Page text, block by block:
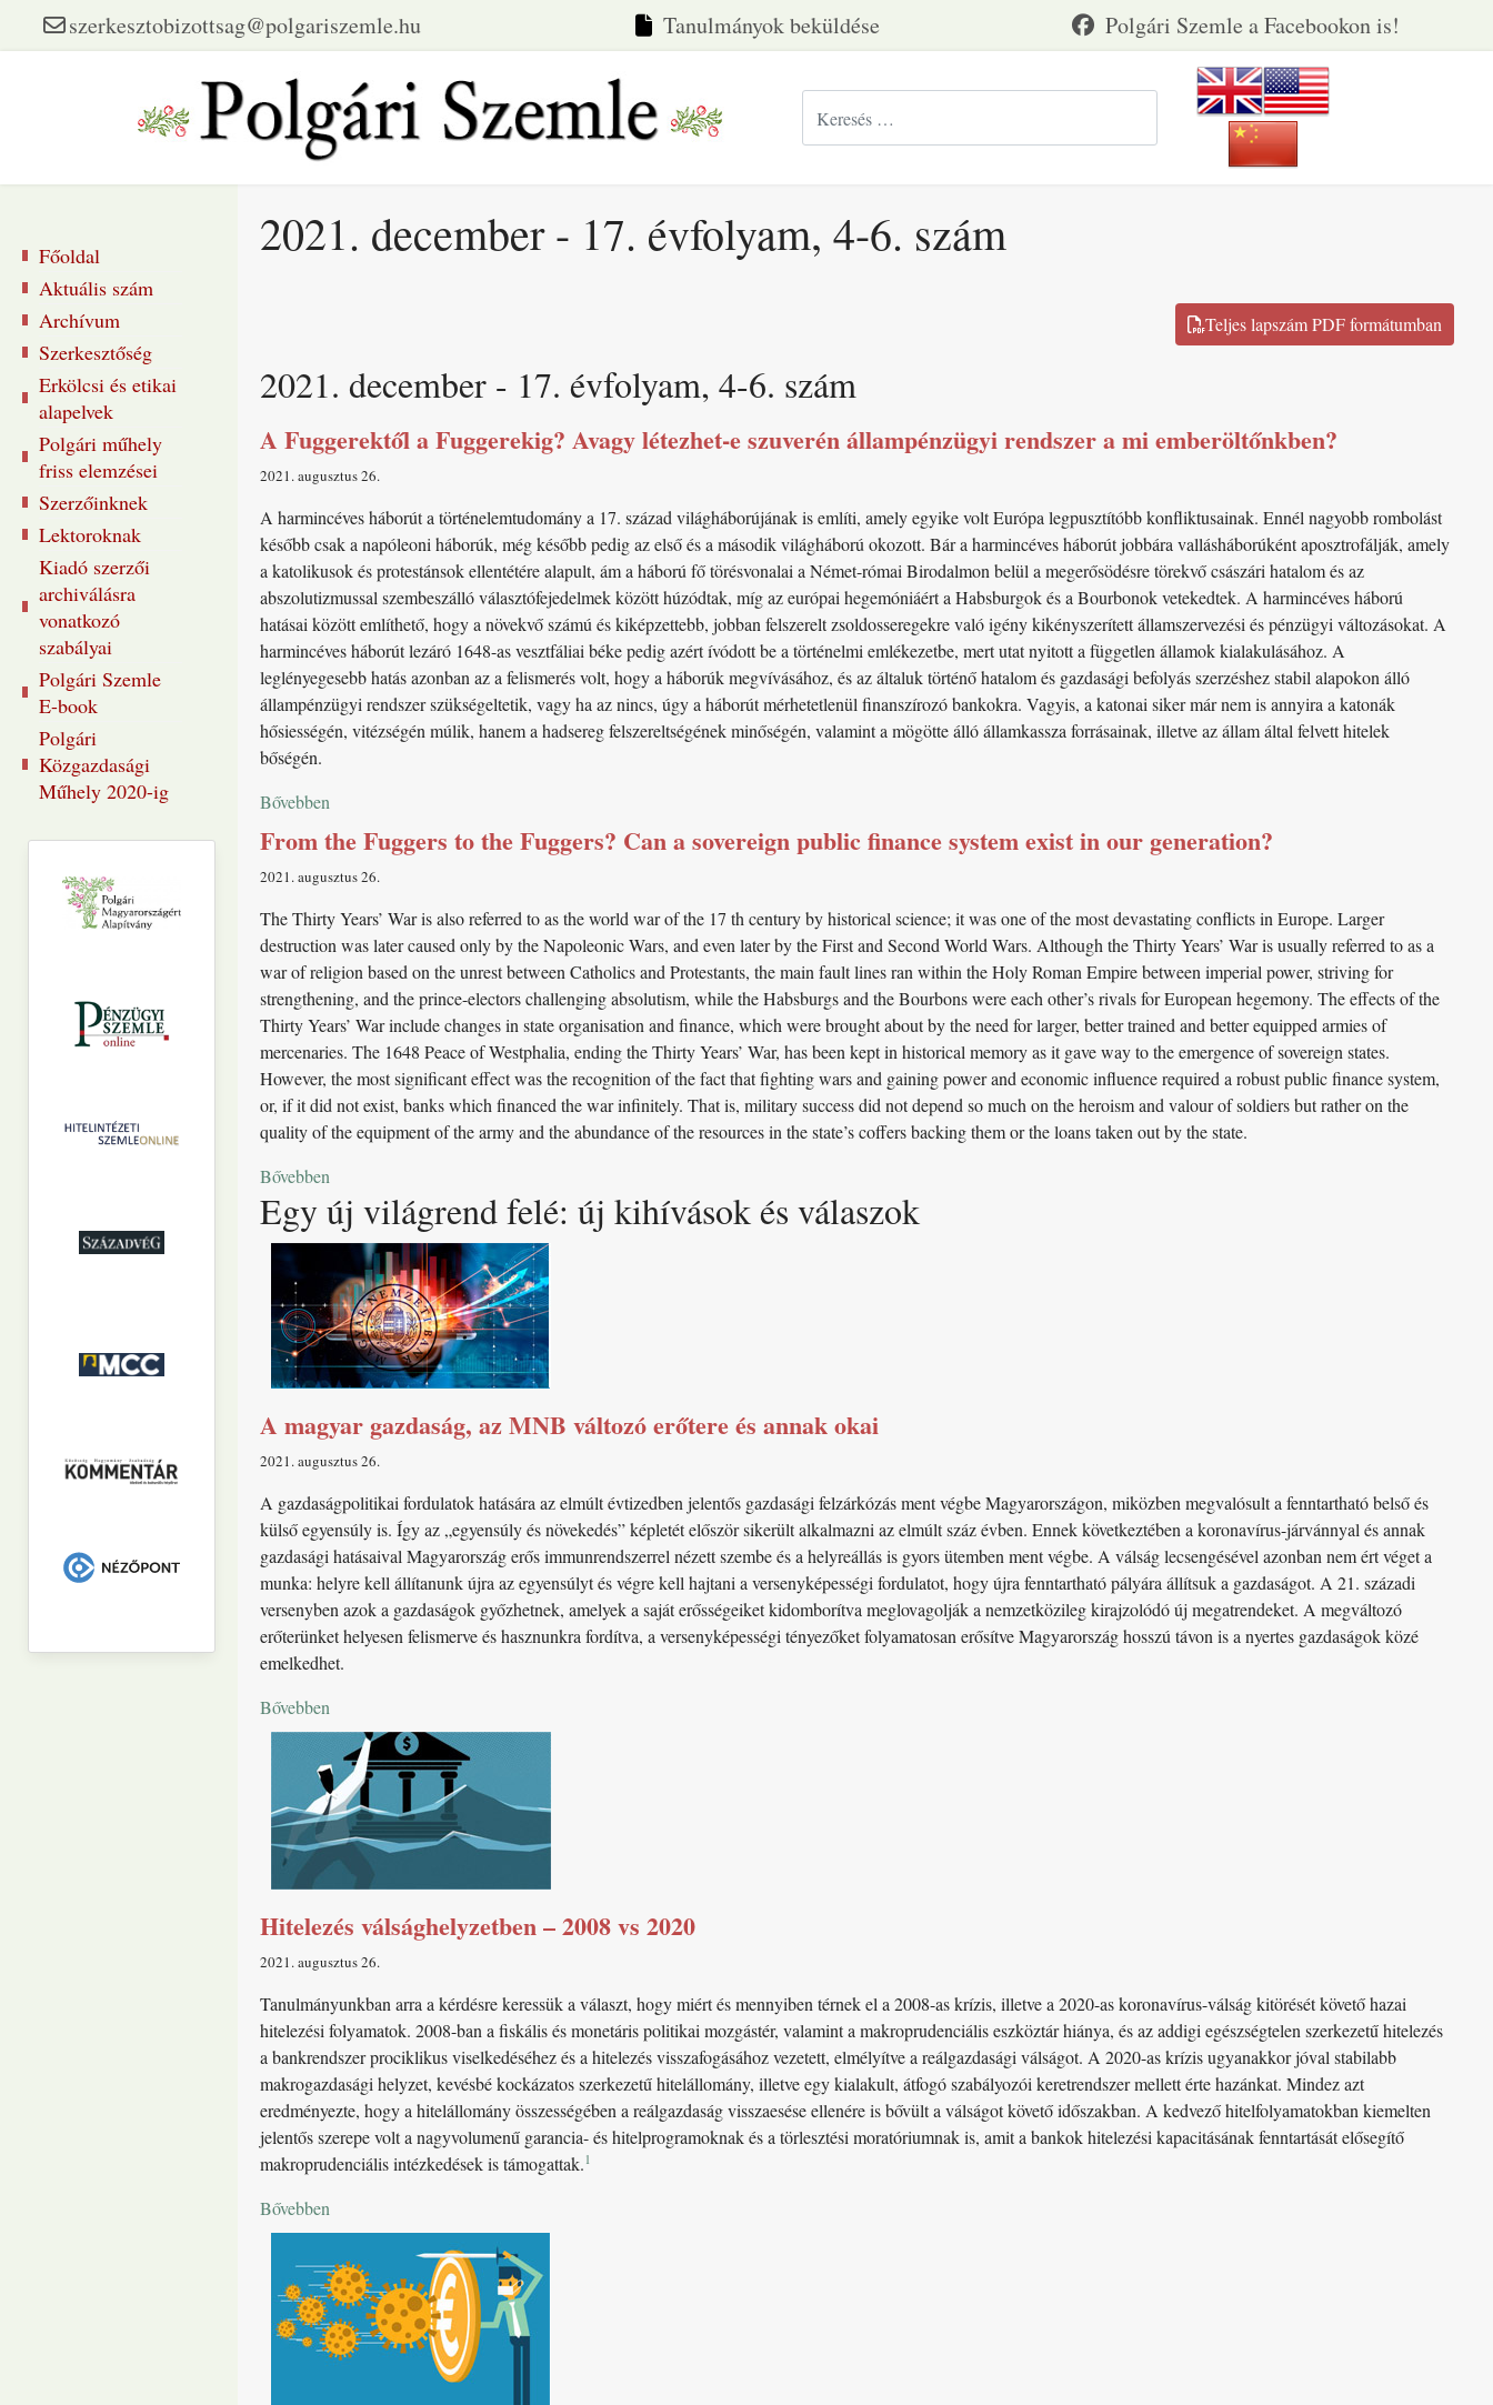
szerkesztobizottsag@polgariszemle.hu Tanulmányok beküldése
Főoldal
Aktuális szám
Archívum
Szerkesztőség
Erkölcsi és etikai
alapelvek
Polgári műhely
friss elemzései
Szerzőinknek
Lektoroknak
Kiadó szerzői
archiválásra
vonatkozó
szabályai
Polgári Szemle
E-book
Polgári
Közgazdasági
Műhely 2020-ig
2021. december - 17. évfolyam, 4-6. szám
2021. december - 17. évfolyam, 4-6. szám
A Fuggerektől a Fuggerekig? Avagy létezhet-e szuverén állampénzügyi rendszer a mi emberöltőnkben?
2021. augusztus 26
A harmincéves háborút a történelemtudomány a 17. század világháborújának is említi, amely egyike volt Európa legpusztítóbb konfliktusainak. Ennél nagyobb rombolást
később csak a napóleoni háborúk, még később pedig az első és a második világháború okozott. Bár a harmincéves háborút jobbára vallásháborúként aposztrofálják, amely
a katolikusok és protestánsok ellentétére alapult, ám a háború fő törésvonalai a Német-római Birodalmon belül a megerősödésre törekvő császári hatalom és az
abszolutizmussal szembeszálló választófejedelmek között húzódtak, míg az európai hegemóniáért a Habsburgok és a Bourbonok vetekedtek. A harmincéves háború
hatásai között említhető, hogy a növekvő számú és kiképzettebb, jobban felszerelt zsoldosseregekre való igény kikényszerített államszervezési és pénzügyi változásokat. A
harmincéves háborút lezáró 1648-as vesztfáliai béke pedig azért ívódott be a történelmi emlékezetbe, mert utat nyitott a független államok kialakulásához. A
leglényegesebb hatás azonban az a felismerés volt, hogy a háborúk megvívásához, és az általuk történő hatalom és gazdasági befolyás szerzéshez stabil alapokon álló
állampénzügyi rendszer szükségeltetik, vagy ha az nincs, úgy a háborút mérhetetlenül finanszírozó bankokra. Vagyis, a katonai siker már nem is annyira a katonák
hősiességén, vitézségén múlik, hanem a hadsereg felszereltségének minőségén, valamint a mögötte álló államkassza forrásainak, illetve az állam által felvett hitelek
bőségén.
Bővebben
From the Fuggers to the Fuggers? Can a sovereign public finance system exist in our generation?
2021. augusztus 26
The Thirty Years’ War is also referred to as the world war of the 17 th century by historical science; it was one of the most devastating conflicts in Europe. Larger
destruction was later caused only by the Napoleonic Wars, and even later by the First and Second World Wars. Although the Thirty Years’ War is usually referred to as a
war of religion based on the unrest between Catholics and Protestants, the main fault lines ran within the Holy Roman Empire between imperial power, striving for
strengthening, and the prince-electors challenging absolutism, while the Habsburgs and the Bourbons were each other’s rivals for European hegemony. The effects of the
Thirty Years’ War include changes in state organisation and finance, which were brought about by the need for larger, better trained and better equipped armies of
mercenaries. The 1648 Peace of Westphalia, ending the Thirty Years’ War, has been kept in historical memory as it gave way to the emergence of sovereign states.
However, the most significant effect was the recognition of the fact that fighting wars and gaining power and economic influence required a robust public finance system,
or, if it did not exist, banks which financed the war infinitely. That is, military success did not depend so much on the heroism and valour of soldiers but rather on the
quality of the equipment of the army and the abundance of the resources in the state’s coffers backing them or the loans taken out by the state.
Bővebben
Egy új világrend felé: új kihívások és válaszok
A magyar gazdaság, az MNB változó erőtere és annak okai
2021. augusztus 26
A gazdaságpolitikai fordulatok hatására az elmúlt évtizedben jelentős gazdasági felzárkózás ment végbe Magyarországon, miközben megvalósult a fenntartható belső és
külső egyensúly is. Így az „egyensúly és növekedés” képletét először sikerült alkalmazni az elmúlt száz évben. Ennek következtében a koronavírus-járvánnyal és annak
gazdasági hatásaival Magyarország erős immunrendszerrel nézett szembe és a helyreállás is gyors ütemben ment végbe. A válság lecsengésével azonban nem ért véget a
munka: helyre kell állítanunk újra az egyensúlyt és végre kell hajtani a versenyképességi fordulatot, hogy újra fenntartható pályára állítsuk a gazdaságot. A 21. századi
versenyben azok a gazdaságok győzhetnek, amelyek a saját erősségeiket kidomborítva meglovagolják a nemzetközileg kirajzolódó új megatrendeket. A megváltozó
erőterünket helyesen felismerve és hasznunkra fordítva, a versenyképességi tényezőket folyamatosan erősítve Magyarország hosszú távon is a nyertes gazdaságok közé
emelkedhet.
Bővebben
Hitelezés válsághelyzetben – 2008 vs 2020
2021. augusztus 26
Tanulmányunkban arra a kérdésre keressük a választ, hogy miért és mennyiben térnek el a 2008-as krízis, illetve a 2020-as koronavírus-válság kitörését követő hazai
hitelezési folyamatok. 2008-ban a fiskális és monetáris politikai mozgástér, valamint a makroprudenciális eszköztár hiánya, és az addigi egészségtelen szerkezetű hitelezés
a bankrendszer prociklikus viselkedéséhez és a hitelezés visszafogásához vezetett, elmélyítve a reálgazdasági válságot. A 2020-as krízis ugyanakkor jóval stabilabb
makrogazdasági helyzet, kevésbé kockázatos szerkezetű hitelállomány, illetve egy kialakult, átfogó szabályozói keretrendszer mellett érte hazánkat. Mindez azt
eredményezte, hogy a hitelállomány összességében a reálgazdaság visszaesése ellenére is bővült a válságot követő időszakban. A kedvező hitelfolyamatokban kiemelten
jelentős szerepe volt a nagyvolumenű garancia- és hitelprogramoknak és a törlesztési moratóriumnak is, amit a bankok hitelezési kapacitásának fenntartását elősegítő
makroprudenciális intézkedések is támogattak.1
Bővebben